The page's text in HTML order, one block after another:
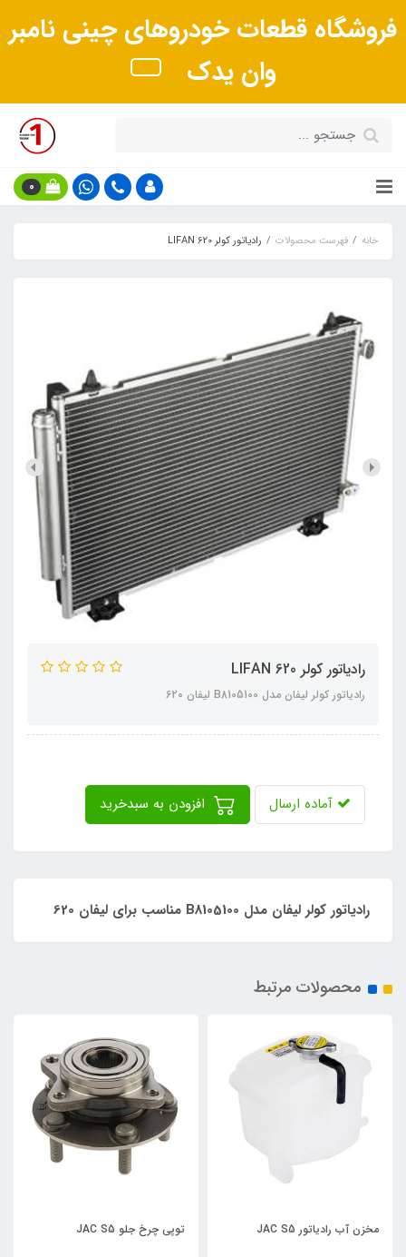
فروشگاه قطعات خودروهای چینی نامبر
وان یدک
0
خانه فهرست محصولات رادیاتور کولر LIFAN 620
رادیاتور کولر LIFAN 620
رادیاتور کولر لیفان مدل B8105100 لیفان 620
آماده ارسال
رادیاتور کولر لیفان مدل B8105100 مناسب برای لیفان 620
محصولات مرتبط
توپی چرخ جلو JAC S5 تسمه کولر JAC J5 MT